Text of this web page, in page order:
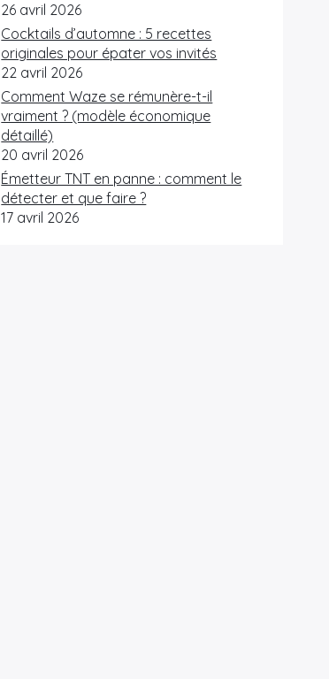
26 avril 2026
Cocktails d’automne : 5 recettes
originales pour épater vos invités
22 avril 2026
Comment Waze se rémunère-t-il
vraiment ? (modèle économique
détaillé)
20 avril 2026
Émetteur TNT en panne : comment le
détecter et que faire ?
17 avril 2026